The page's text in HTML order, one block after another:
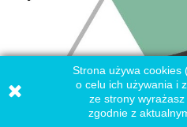
Strona używa cookies
o celu ich używania i
ze strony
zgodnie z